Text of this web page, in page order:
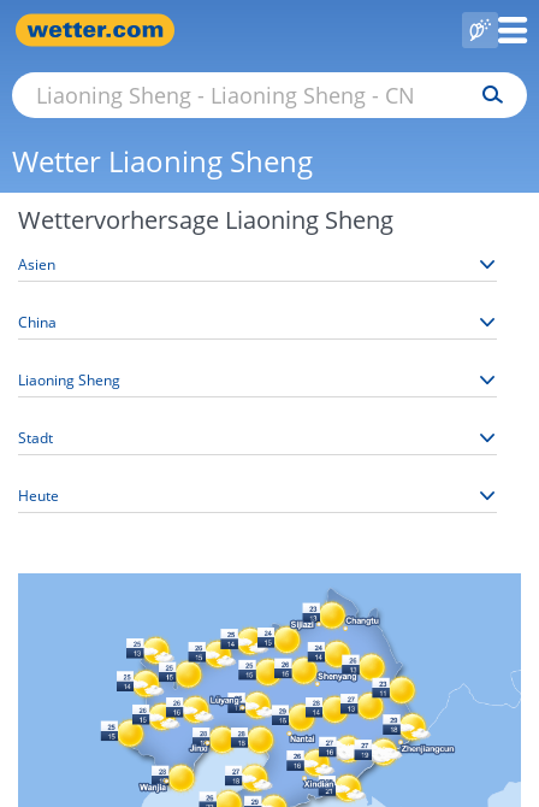
Wetter Liaoning Sheng
Wettervorhersage Liaoning Sheng